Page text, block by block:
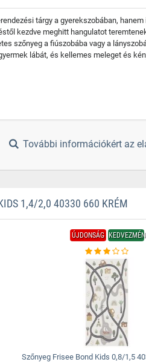
tárgy a gyerekszobában,
kezdve meghitt hangulatot
szőnyeg a fiúszobába vagy a
lábát, és kellemes meleget és
További információkért az
1,4/2,0 40330 660 KRÉM
ÚJDONSÁG
Szőnyeg Frisee Bond Kids 0,8/1,5